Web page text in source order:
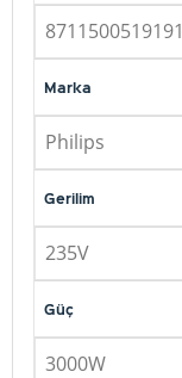
8711500519191
Marka
Philips
Gerilim
235V
Güç
3000W